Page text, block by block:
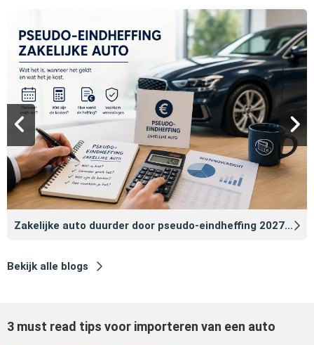
Zakelijke auto duurder door pseudo‑eindheffing 2027: zo voorkomt u dat
Bekijk alle blogs
3 must read tips voor importeren van een auto